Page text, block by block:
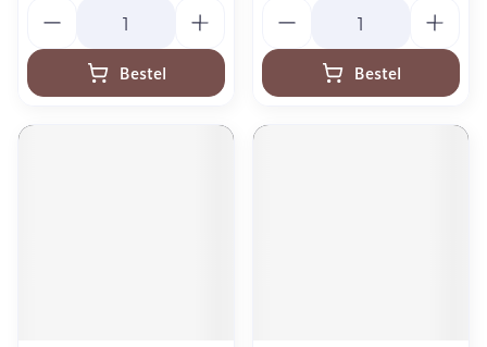
Bestel Bestel